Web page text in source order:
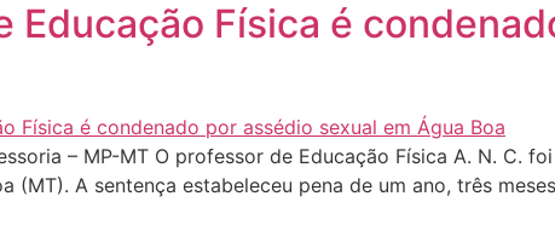
Educação Física é
– MP-MT O professor de Educação Física A. N. C.
(MT). A sentença estabeleceu pena de um ano, três